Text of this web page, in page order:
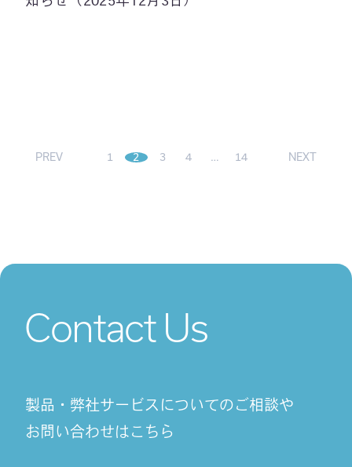
PREV 1 2 3 4 … 14 NEXT
Contact Us
製品・弊社サービスについてのご相談や
お問い合わせはこちら